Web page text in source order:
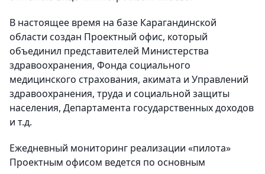
В настоящее время на базе Карагандинской
области создан Проектный офис, который
объединил представителей Министерства
здравоохранения, Фонда социального
медицинского страхования, акимата и Управлений
здравоохранения, труда и социальной защиты
населения, Департамента государственных доходов
и т.д.
Ежедневный мониторинг реализации «пилота»
Проектным офисом ведется по основным